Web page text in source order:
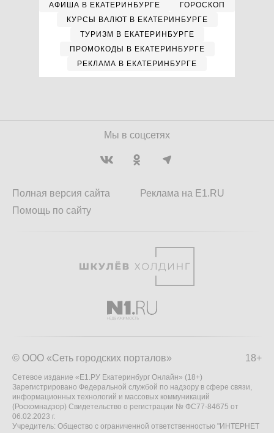
АФИША В ЕКАТЕРИНБУРГЕ
ГОРОСКОП
КУРСЫ ВАЛЮТ В ЕКАТЕРИНБУРГЕ
ТУРИЗМ В ЕКАТЕРИНБУРГЕ
ПРОМОКОДЫ В ЕКАТЕРИНБУРГЕ
РЕКЛАМА В ЕКАТЕРИНБУРГЕ
Мы в соцсетях
Полная версия сайта
Помощь по сайту
Реклама на E1.RU
18+
© ООО «Сеть городских порталов»
Сетевое издание «Е1.РУ Екатеринбург Онлайн» (18+)
Зарегистрировано Федеральной службой по надзору в сфере связи,
информационных технологий и массовых коммуникаций
(Роскомнадзор) Свидетельство о регистрации № ФС77-84675 от
06.02.2023 г.
Учредитель: Общество с ограниченной ответственностью "ИНТЕРНЕТ